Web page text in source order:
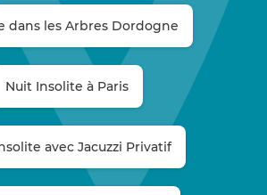
dans les Arbres Dordogne
Nuit Insolite à Paris
avec Jacuzzi Privatif